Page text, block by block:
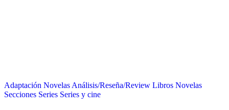
Adaptación Novelas Análisis/Reseña/Review Libros Novelas
Secciones Series Series y cine